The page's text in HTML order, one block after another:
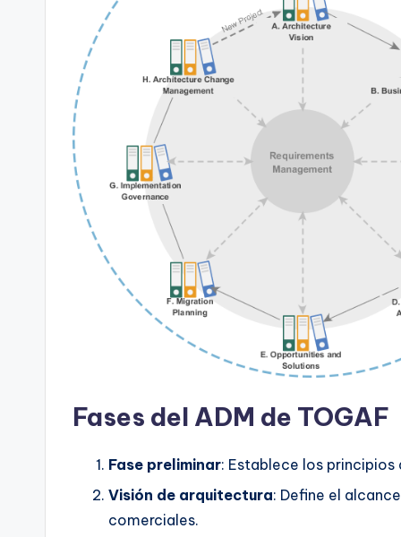
Fases del ADM de TOGAF
Fase preliminar: Establece los
Visión de arquitectura: Define el
comerciales.